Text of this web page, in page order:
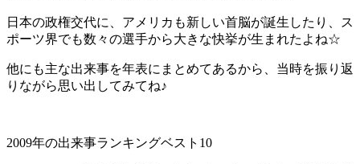
日本の政権交代に、 アメリカも新しい首脳が誕生 したり、ス
ポーツ界でも数々の選手から大きな快挙が生まれたよね☆
他にも主な出来事を年表にまとめてあるから、当時を振り返
りながら思い出してみてね♪
2009年の出来事ランキングベスト10